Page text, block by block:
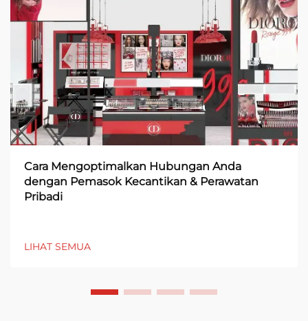
Cara Mengoptimalkan Hubungan Anda
dengan Pemasok Kecantikan & Perawatan
Pribadi
LIHAT SEMUA